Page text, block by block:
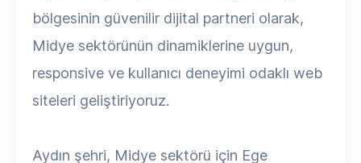
bölgesinin güvenilir dijital partneri olarak,
Midye sektörünün dinamiklerine uygun,
responsive ve kullanıcı deneyimi odaklı web
siteleri geliştiriyoruz.
Aydın şehri, Midye sektörü için Ege